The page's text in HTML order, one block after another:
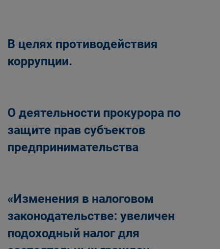
В целях противодействия
коррупции.
О деятельности прокурора по
защите прав субъектов
предпринимательства
«Изменения в налоговом
законодательстве: увеличен
подоходный налог для